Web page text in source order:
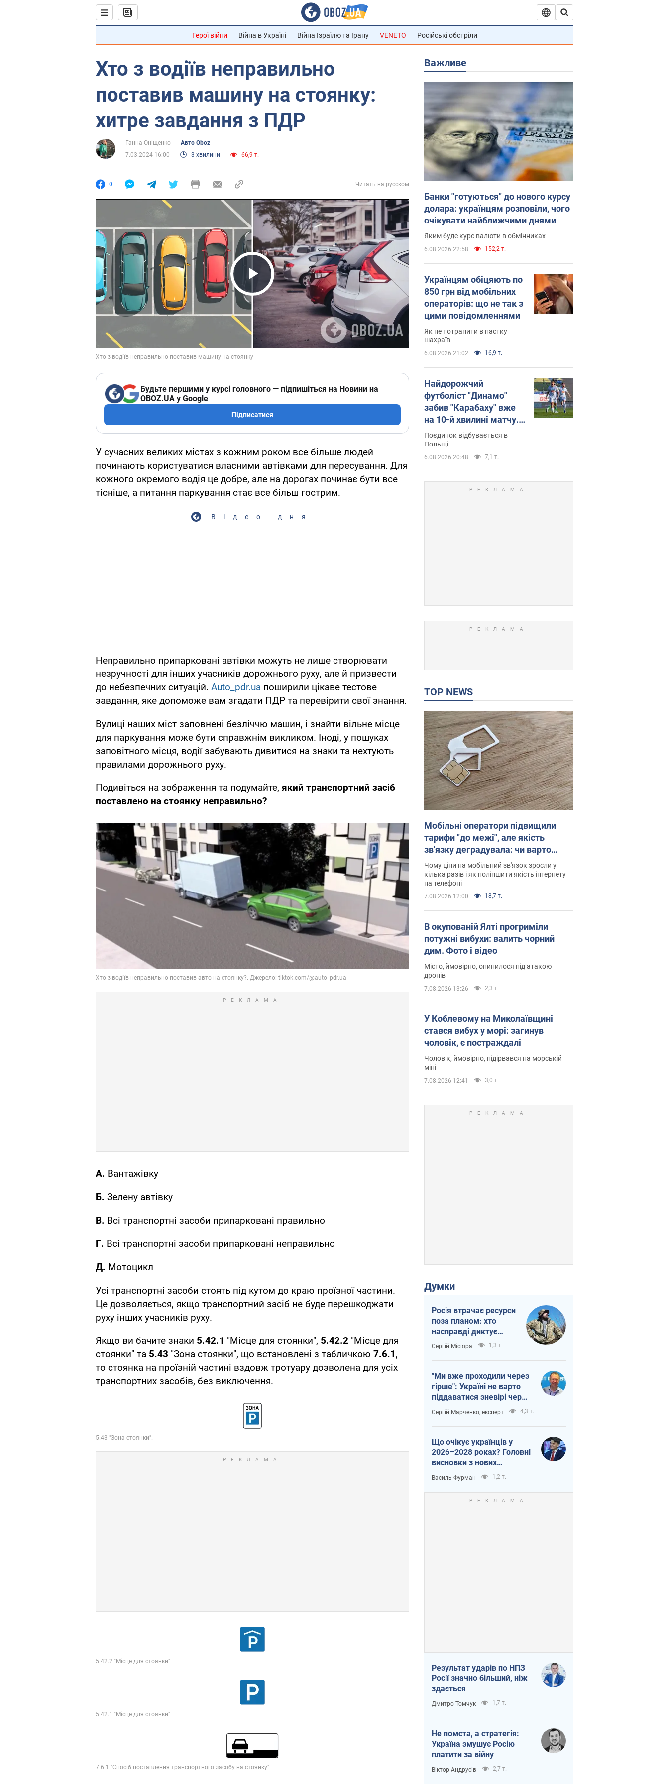
Герої війни Війна в Україні Війна Ізраїлю та Ірану VENETO Російські обстріли
Хто з водіїв неправильно
поставив машину на стоянку:
хитре завдання з ПДР
Ганна Оніщенко
Авто Oboz
7.03.2024 16:00
3 хвилини 66,9 т.
0 Читать на русском
Play Video
Будьте першими у курсі головного — підпишіться на Новини на
OBOZ.UA у Google
Підписатися
У сучасних великих містах з кожним роком все більше людей
починають користуватися власними автівками для пересування. Для
кожного окремого водія це добре, але на дорогах починає бути все
тісніше, а питання паркування стає все більш гострим.
Відео дня
Неправильно припарковані автівки можуть не лише створювати
незручності для інших учасників дорожнього руху, але й призвести
до небезпечних ситуацій. Аuto_pdr.ua поширили цікаве тестове
завдання, яке допоможе вам згадати ПДР та перевірити свої знання.
Вулиці наших міст заповнені безліччю машин, і знайти вільне місце
для паркування може бути справжнім викликом. Іноді, у пошуках
заповітного місця, водії забувають дивитися на знаки та нехтують
правилами дорожнього руху.
Подивіться на зображення та подумайте, який транспортний засіб
поставлено на стоянку неправильно?
А. Вантажівку
Б. Зелену автівку
В. Всі транспортні засоби припарковані правильно
Г. Всі транспортні засоби припарковані неправильно
Д. Мотоцикл
Усі транспортні засоби стоять під кутом до краю проїзної частини.
Це дозволяється, якщо транспортний засіб не буде перешкоджати
руху інших учасників руху.
Якщо ви бачите знаки 5.42.1 "Місце для стоянки", 5.42.2 "Місце для
стоянки" та 5.43 "Зона стоянки", що встановлені з табличкою 7.6.1,
то стоянка на проїзній частині вздовж тротуару дозволена для усіх
транспортних засобів, без виключення.
Важливе
Банки "готуються" до нового курсу
долара: українцям розповіли, чого
очікувати найближчими днями
Яким буде курс валюти в обмінниках
6.08.2026 22:58 152,2 т.
Українцям обіцяють по
850 грн від мобільних
операторів: що не так з
цими повідомленнями
Як не потрапити в пастку
шахраїв
6.08.2026 21:02 16,9 т.
Найдорожчий
футболіст "Динамо"
забив "Карабаху" вже
на 10-й хвилині матчу.
Відео
Поєдинок відбувається в
Польщі
6.08.2026 20:48 7,1 т.
TOP NEWS
Мобільні оператори підвищили
тарифи "до межі", але якість
зв'язку деградувала: чи варто
скаржитись на ціни
Чому ціни на мобільний зв'язок зросли у
кілька разів і як поліпшити якість інтернету
на телефоні
7.08.2026 12:00 18,7 т.
В окупованій Ялті прогриміли
потужні вибухи: валить чорний
дим. Фото і відео
Місто, ймовірно, опинилося під атакою
дронів
7.08.2026 13:26 2,3 т.
У Коблевому на Миколаївщині
стався вибух у морі: загинув
чоловік, є постраждалі
Чоловік, ймовірно, підірвався на морській
міні
7.08.2026 12:41 3,0 т.
Думки
Росія втрачає ресурси
поза планом: хто
насправді диктує
темп війни
Сергій Місюра 1,3 т.
"Ми вже проходили через
гірше": Україні не варто
піддаватися зневірі через
ракетний терор
Сергій Марченко, експерт 4,3 т.
Що очікує українців у
2026–2028 роках? Головні
висновки з нових
прогнозів від НБУ
Василь Фурман 1,2 т.
Результат ударів по НПЗ
Росії значно більший, ніж
здається
Дмитро Томчук 1,7 т.
Не помста, а стратегія:
Україна змушує Росію
платити за війну
Віктор Андрусів 2,7 т.